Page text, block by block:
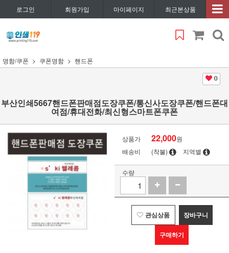
로그인 회원가입 마이페이지 최근본상품
명함/쿠폰 쿠폰명함 핸드폰
0
부산인쇄5667핸드폰판매점도장쿠폰/통신사도장쿠폰/핸드폰대
여점/휴대전화/최신형스마트폰쿠폰
상품가 22,000원
배송비
(착불) 지역별
수량
관심상품 장바구니
구매하기